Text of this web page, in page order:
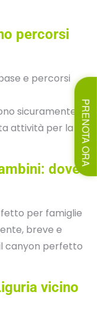
percorsi
e percorsi
sicuramente i
attività per la
dove
per famiglie
breve e
canyon perfetto
vicino
PRENOTA ORA